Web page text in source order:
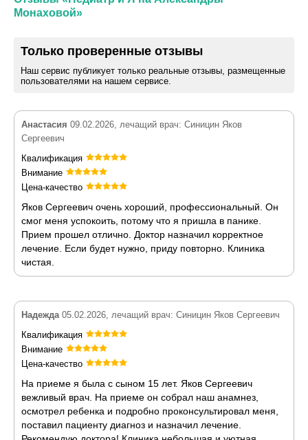
Монаховой»
Только проверенные отзывы
Наш сервис публикует только реальные отзывы, размещенные
пользователями на нашем сервисе.
Анастасия 09.02.2026, лечащий врач: Синицин Яков
Сергеевич
Квалификация
Внимание
Цена-качество
Яков Сергеевич очень хороший, профессиональный. Он
смог меня успокоить, потому что я пришла в панике.
Прием прошел отлично. Доктор назначил корректное
лечение. Если будет нужно, приду повторно. Клиника
чистая.
Надежда05.02.2026, лечащий врач: Синицин Яков Сергеевич
Квалификация
Внимание
Цена-качество
На приеме я была с сыном 15 лет. Яков Сергеевич
вежливый врач. На приеме он собрал наш анамнез,
осмотрел ребенка и подробно проконсультировал меня,
поставил пациенту диагноз и назначил лечение.